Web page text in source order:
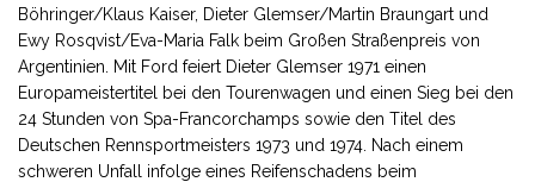
Böhringer/Klaus Kaiser, Dieter Glemser/Martin Braungart und
Ewy Rosqvist/Eva-Maria Falk beim Großen Straßenpreis von
Argentinien. Mit Ford feiert Dieter Glemser 1971 einen
Europameistertitel bei den Tourenwagen und einen Sieg bei den
24 Stunden von Spa-Francorchamps sowie den Titel des
Deutschen Rennsportmeisters 1973 und 1974. Nach einem
schweren Unfall infolge eines Reifenschadens beim